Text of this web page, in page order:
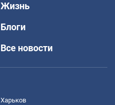
Жизнь
Блоги
Все новости
Харьков